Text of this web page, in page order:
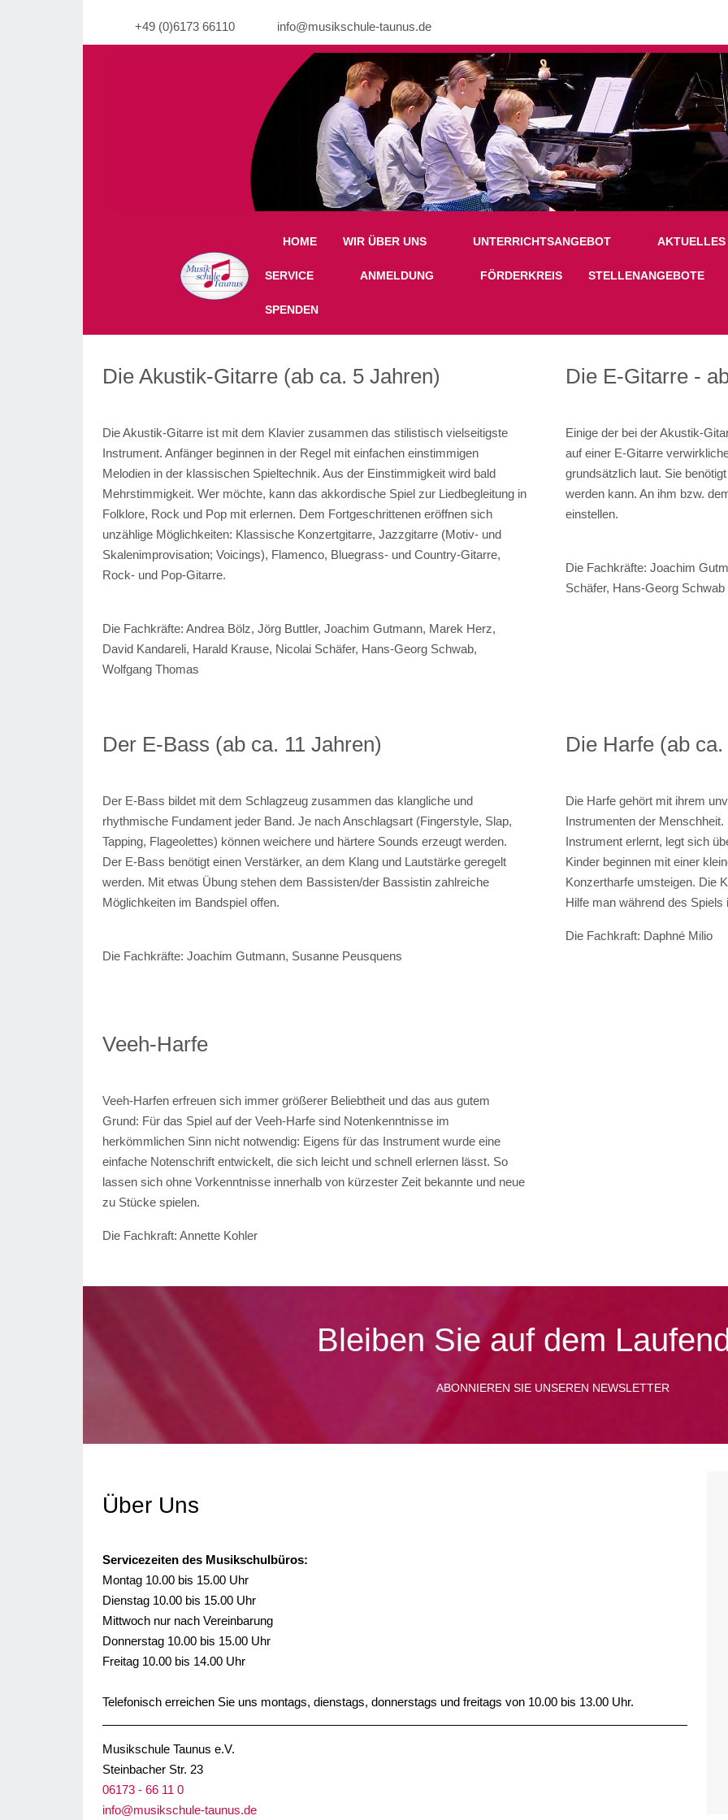
+49 (0)6173 66110 info@musikschule-taunus.de
Warning: Undefined property: stdClass::$imglink in /mnt/web605/e3/26/59781926/htdocs/Joomla2023/modules/
Off-Canvas Toggle
HOME WIR ÜBER UNS UNTERRICHTSANGEBOT AKTUELLES
SERVICE ANMELDUNG FÖRDERKREIS STELLENANGEBOTE
SPENDEN
Die Akustik-Gitarre (ab ca. 5 Jahren)
Die Akustik-Gitarre ist mit dem Klavier zusammen das stilistisch vielseitigste
Instrument. Anfänger beginnen in der Regel mit einfachen einstimmigen
Melodien in der klassischen Spieltechnik. Aus der Einstimmigkeit wird bald
Mehrstimmigkeit. Wer möchte, kann das akkordische Spiel zur Liedbegleitung in
Folklore, Rock und Pop mit erlernen. Dem Fortgeschrittenen eröffnen sich
unzählige Möglichkeiten: Klassische Konzertgitarre, Jazzgitarre (Motiv- und
Skalenimprovisation; Voicings), Flamenco, Bluegrass- und Country-Gitarre,
Rock- und Pop-Gitarre.
Die Fachkräfte: Andrea Bölz, Jörg Buttler, Joachim Gutmann, Marek Herz,
David Kandareli, Harald Krause, Nicolai Schäfer, Hans-Georg Schwab,
Wolfgang Thomas
Die E-Gitarre -
Einige der bei der Akustik-
auf einer E-Gitarre
grundsätzlich laut. Sie
werden kann. An ihm bzw.
einstellen.
Die Fachkräfte: Joachim
Schäfer, Hans-Georg Schwab
Der E-Bass (ab ca. 11 Jahren)
Der E-Bass bildet mit dem Schlagzeug zusammen das klangliche und
rhythmische Fundament jeder Band. Je nach Anschlagsart (Fingerstyle, Slap,
Tapping, Flageolettes) können weichere und härtere Sounds erzeugt werden.
Der E-Bass benötigt einen Verstärker, an dem Klang und Lautstärke geregelt
werden. Mit etwas Übung stehen dem Bassisten/der Bassistin zahlreiche
Möglichkeiten im Bandspiel offen.
Die Fachkräfte: Joachim Gutmann, Susanne Peusquens
Die Harfe (ab
Die Harfe gehört mit ihrem
Instrumenten der
Instrument erlernt, legt sich
Kinder beginnen mit einer
Konzertharfe umsteigen. Die
Hilfe man während des
Die Fachkraft: Daphné Milio
Veeh-Harfe
Veeh-Harfen erfreuen sich immer größerer Beliebtheit und das aus gutem
Grund: Für das Spiel auf der Veeh-Harfe sind Notenkenntnisse im
herkömmlichen Sinn nicht notwendig: Eigens für das Instrument wurde eine
einfache Notenschrift entwickelt, die sich leicht und schnell erlernen lässt. So
lassen sich ohne Vorkenntnisse innerhalb von kürzester Zeit bekannte und neue
zu Stücke spielen.
Die Fachkraft: Annette Kohler
Bleiben Sie auf dem
ABONNIEREN SIE UNSEREN NEWSLETTER
Über Uns
Servicezeiten des Musikschulbüros:
Montag 10.00 bis 15.00 Uhr
Dienstag 10.00 bis 15.00 Uhr
Mittwoch nur nach Vereinbarung
Donnerstag 10.00 bis 15.00 Uhr
Freitag 10.00 bis 14.00 Uhr
Telefonisch erreichen Sie uns montags, dienstags, donnerstags und freitags von 10.00 bis 13.00 Uhr.
Musikschule Taunus e.V.
Steinbacher Str. 23
06173 - 66 11 0
info@musikschule-taunus.de